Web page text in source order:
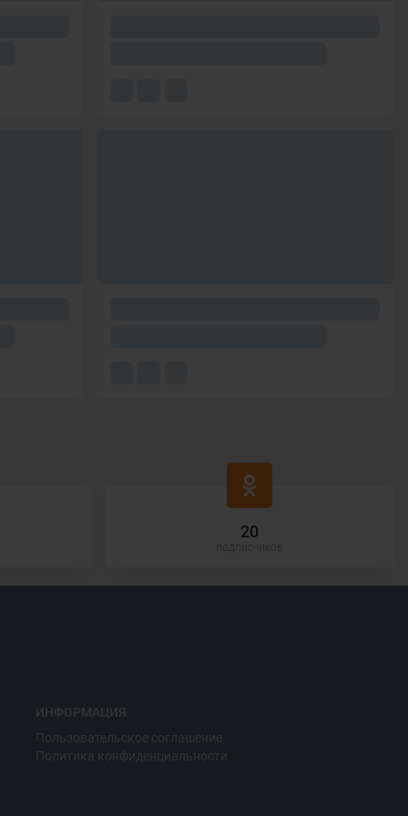
20
ИНФОРМАЦИЯ
Пользовательское соглашение
Политика конфиденциальности